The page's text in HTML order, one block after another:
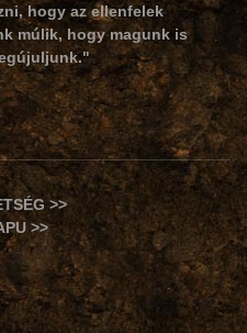
hogy az ellenfelek
múlik, hogy magunk is
>>
>>